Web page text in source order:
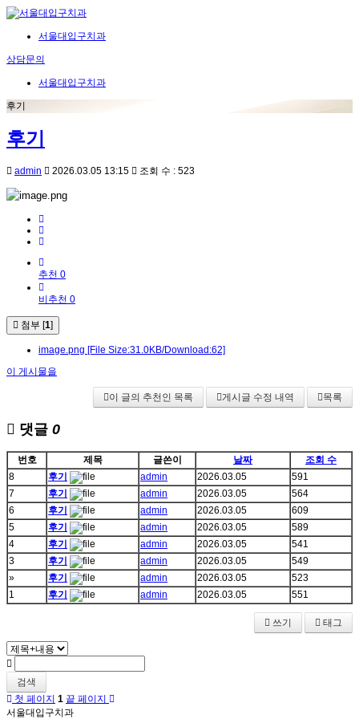
서울대입구치과
상담문의
서울대입구치과
후기
후기
admin 2026.03.05 13:15 조회 수 : 523
추천 0
비추천 0
첨부 [1]
image.png [File Size:31.0KB/Download:62]
이 게시물을
이 글의 추천인 목록 게시글 수정 내역 목록
댓글 0
번호 제목 글쓴이 날짜
조회 수
8
후기 admin 2026.03.05
591
7
후기 admin 2026.03.05
564
6
후기 admin 2026.03.05
609
5
후기 admin 2026.03.05
589
4
후기 admin 2026.03.05
541
3
후기 admin 2026.03.05
549
»
후기 admin 2026.03.05
523
1
후기 admin 2026.03.05 551
쓰기 태그
검색
첫 페이지 1 끝 페이지
서울대입구치과